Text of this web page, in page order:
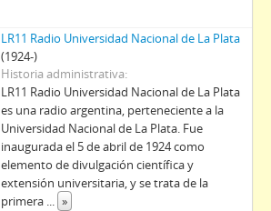
LR11 Radio Universidad Nacional de La Plata
(1924-)
Historia administrativa
LR11 Radio Universidad Nacional de La Plata
es una radio argentina, perteneciente a la
Universidad Nacional de La Plata. Fue
inaugurada el 5 de abril de 1924 como
elemento de divulgación científica y
extensión universitaria, y se trata de la
primera ... »